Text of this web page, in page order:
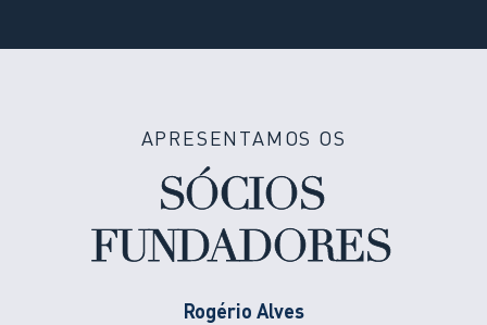
APRESENTAMOS OS
SÓCIOS
FUNDADORES
Rogério Alves